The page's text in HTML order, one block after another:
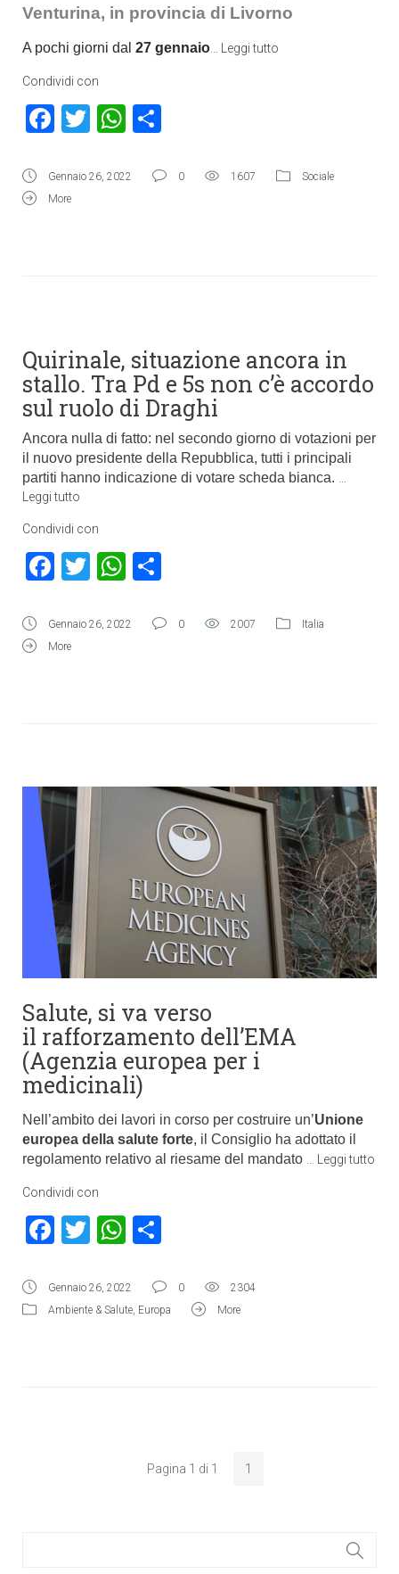
Venturina, in provincia di Livorno
A pochi giorni dal 27 gennaio Leggi tutto
Condividi con
Facebook
TwitterWhatsApp
Gennaio 26, 2022 0 1607
Sociale
More
Quirinale, situazione ancora in
stallo. Tra Pd e 5s non c’è accordo
sul ruolo di Draghi
Ancora nulla di fatto: nel secondo giorno di votazioni per
il nuovo presidente della Repubblica, tutti i principali
partiti hanno indicazione di votare scheda bianca.
Leggi tutto
Condividi con
Facebook
TwitterWhatsApp
Gennaio 26, 2022 0 2007
Italia
More
Salute, si va verso
il rafforzamento dell’EMA
(Agenzia europea per i
medicinali)
Nell’ambito dei lavori in corso per costruire un’Unione
europea della salute forte, il Consiglio ha adottato il
regolamento relativo al riesame del mandato
Leggi tutto
Condividi con
Facebook
TwitterWhatsApp
Gennaio 26, 2022 0
2304
Ambiente & Salute, Europa More
Pagina 1 di 1 1